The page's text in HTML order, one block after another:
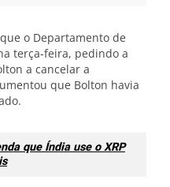
o Departamento de
terça-feira, pedindo a
a cancelar a
que Bolton havia
que Índia use o XRP